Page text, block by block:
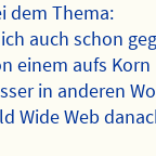
dem Thema:
auch schon
einem aufs Korn
in anderen
Wide Web